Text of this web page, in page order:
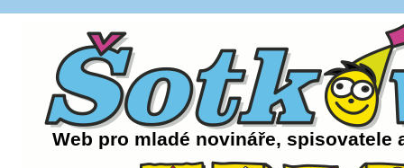
Web pro mladé novináře, spisovatele